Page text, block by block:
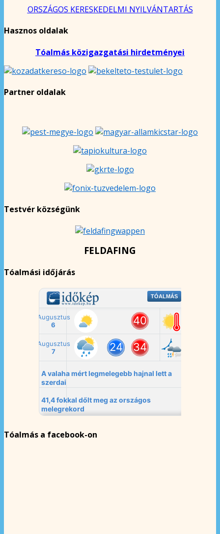
ORSZÁGOS KERESKEDELMI NYILVÁNTARTÁS
Hasznos oldalak
Tóalmás közigazgatási hirdetményei
Partner oldalak
Testvér községünk
FELDAFING
Tóalmási időjárás
Tóalmás a facebook-on